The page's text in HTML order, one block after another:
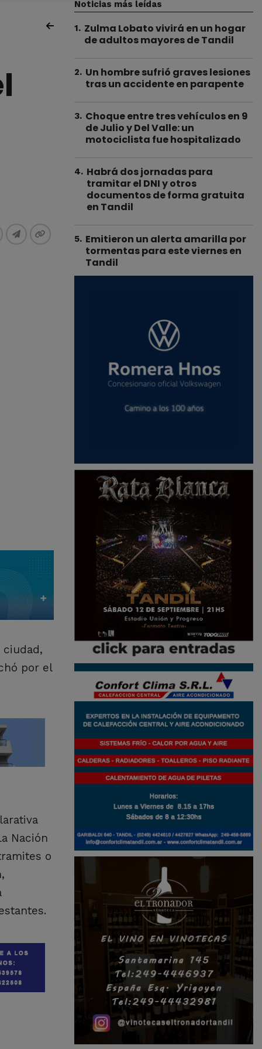
ciudad,
por el
Nación
o
Noticias más leídas
1. Zulma Lobato vivirá en un hogar
de adultos mayores de Tandil
2. Un hombre sufrió graves lesiones
tras un accidente en parapente
3. Choque entre tres vehículos en 9
de Julio y Del Valle: un
motociclista fue hospitalizado
4. Habrá dos jornadas para
tramitar el DNI y otros
documentos de forma gratuita
en Tandil
5. Emitieron un alerta amarilla por
tormentas para este viernes en
Tandil